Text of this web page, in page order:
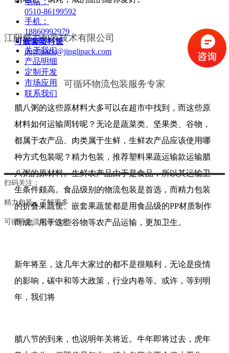
可嵌套塑料筐
腊八粥的这些原材料大多可以在超市中找到，而这些原
材料如何运输周转呢？无论是蔬菜类、坚果类、谷物，
都属于农产品、肉类属于生鲜，生鲜农产品应该使用哪
种方式包装呢？精力包装，推荐塑料果蔬运输款运输腊
八粥的原材料。生鲜农产品由于是食品，所以其运输卫
生条件颇高。食品级别的物流包装是首选，而精力包装
的折叠果蔬筐、嵌套果蔬筐都是用食品级的PP材质制作
而成。用于这些谷物等农产品运输，更加卫生。
新年将至，这几年大家过的都不是很顺利，无论是疫情
的影响，碳中和等大政策，行业内卷等。或许，等到明
年，我们将
腊八节的到来，也说明年关将近。牛年即将过去，虎年
0510-86199592
手机：
18860992979
邮箱：
jinglipack@jinglipack.com
江阴精力包装技术有限公司
关于我们
产品明细
定制开发
市场应用
联系我们
可循环物流包装服务专家
扫码关注：
精力包装， 了解更多
可循环物流包装信息